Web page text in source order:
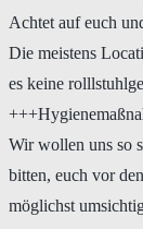
Achtet auf euch
Die meistens
es keine
Wir wollen uns so
bitten, euch vor
möglichst